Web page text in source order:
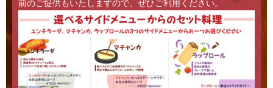
前のご提供もいたしますので、ぜひご利用ください。